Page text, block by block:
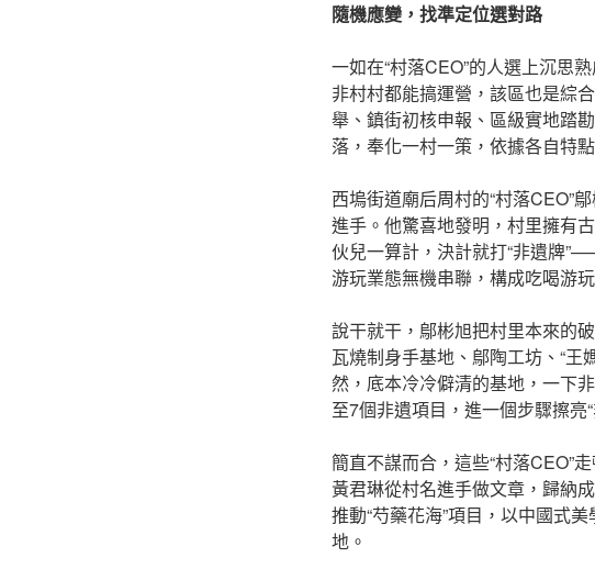
隨機應變，找準定位選對路
一如在“村落CEO”的人選上沉思
非村村都能搞運營，該區也是綜
舉、鎮街初核申報、區級實地踏
落，奉化一村一策，依據各自特
西塢街道廟后周村的“村落CEO”
進手。他驚喜地發明，村里擁有
伙兒一算計，決計就打“非遺牌
游玩業態無機串聯，構成吃喝游
說干就干，鄔彬旭把村里本來的
瓦燒制身手基地、鄔陶工坊、“
然，底本冷冷僻清的基地，一下
至7個非遺項目，進一個步驟擦亮
簡直不謀而合，這些“村落CEO”
黃君琳從村名進手做文章，歸納
推動“芍藥花海”項目，以中國式
地。